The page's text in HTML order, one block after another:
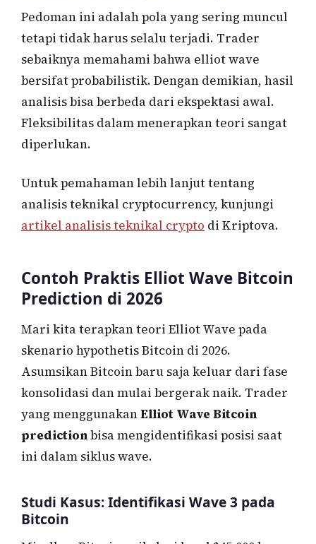
Pedoman ini adalah pola yang sering muncul
tetapi tidak harus selalu terjadi. Trader
sebaiknya memahami bahwa elliot wave
bersifat probabilistik. Dengan demikian, hasil
analisis bisa berbeda dari ekspektasi awal.
Fleksibilitas dalam menerapkan teori sangat
diperlukan.
Untuk pemahaman lebih lanjut tentang
analisis teknikal cryptocurrency, kunjungi
artikel analisis teknikal crypto di Kriptova.
Contoh Praktis Elliot Wave Bitcoin
Prediction di 2026
Mari kita terapkan teori Elliot Wave pada
skenario hypothetis Bitcoin di 2026.
Asumsikan Bitcoin baru saja keluar dari fase
konsolidasi dan mulai bergerak naik. Trader
yang menggunakanElliot Wave Bitcoin
predictionbisa mengidentifikasi posisi saat
ini dalam siklus wave.
Studi Kasus: Identifikasi Wave 3 pada
Bitcoin